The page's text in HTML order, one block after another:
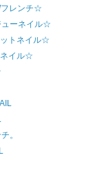
フレンチ☆
ューネイル☆
トネイル☆
イル☆
。